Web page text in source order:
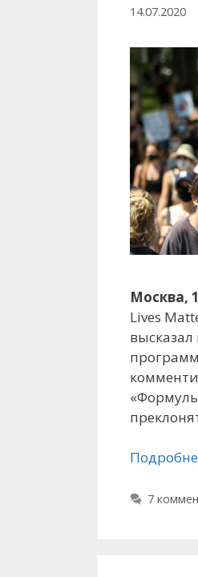
14.07.2020
Москва,
Lives
7